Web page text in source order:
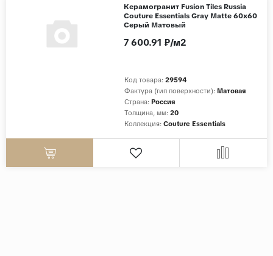
Керамогранит Fusion Tiles Russia
Couture Essentials Gray Matte 60x60
Серый Матовый
Код товара: 29594
Фактура (тип поверхности): Матовая
Страна: Россия
Толщина, мм: 20
Коллекция: Couture Essentials
7 600.91 ₽/м2